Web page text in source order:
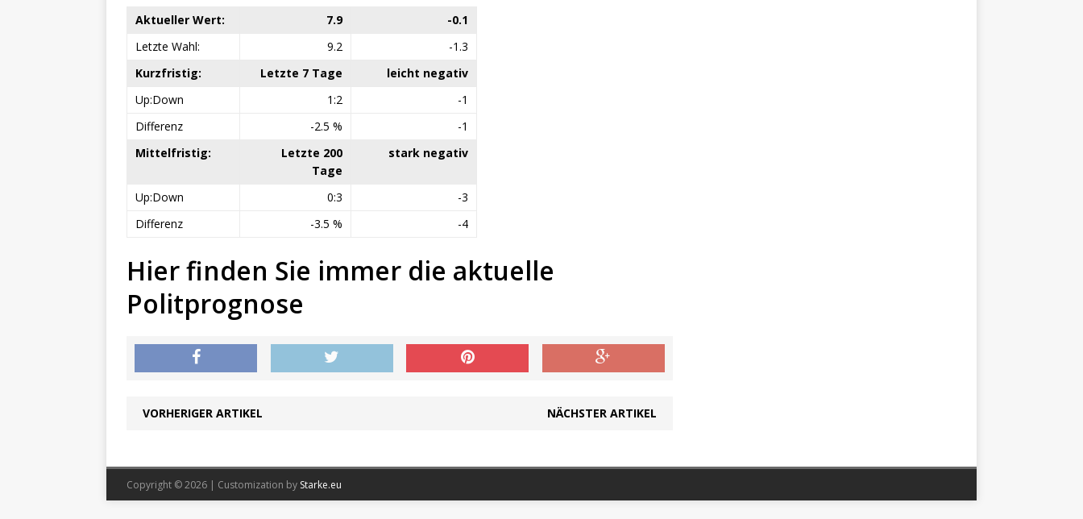
Aktueller Wert: 7.9
-0.1
Letzte Wahl:
9.2
-1.3
Kurzfristig:
Letzte 7 Tage
leicht negativ
Up:Down
1:2
-1
Differenz
-2.5 %
-1
Mittelfristig:
Letzte 200
Tage
stark negativ
Up:Down 0:3
-3
Differenz
-3.5 % -4
Hier finden Sie immer die aktuelle
Politprognose
VORHERIGER ARTIKEL NÄCHSTER ARTIKEL
Copyright © 2026 | Customization by Starke.eu